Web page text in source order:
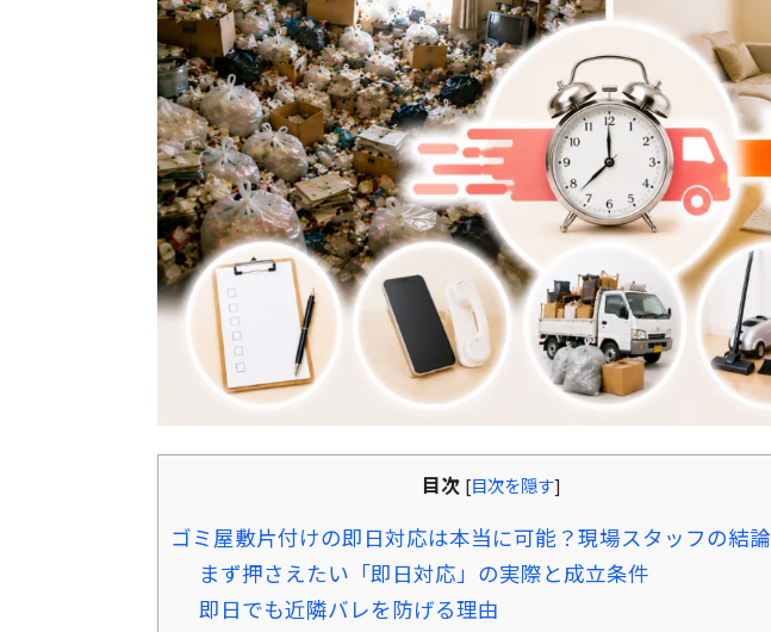
目次 [目次を隠す]
ゴミ屋敷片付けの即日対応は本当に可能？現場スタッフの結論
まず押さえたい「即日対応」の実際と成立条件
即日でも近隣バレを防げる理由